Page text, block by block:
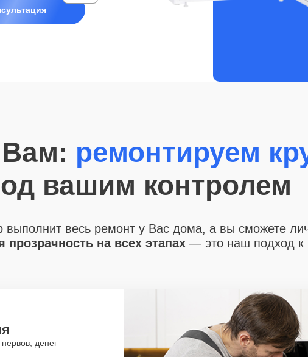
ремонтируем
вашим контролем
выполнит весь ремонт у Вас дома, а вы сможете
на всех этапах — это наш подход к
денег